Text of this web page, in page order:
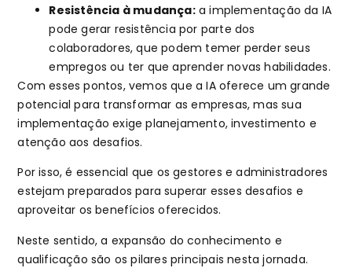
Resistência à mudança:a implementação da IA
pode gerar resistência por parte dos
colaboradores, que podem temer perder seus
empregos ou ter que aprender novas habilidades.
Com esses pontos, vemos que a IA oferece um grande
potencial para transformar as empresas, mas sua
implementação exige planejamento, investimento e
atenção aos desafios.
Por isso, é essencial que os gestores e administradores
estejam preparados para superar esses desafios e
aproveitar os benefícios oferecidos.
Neste sentido, a expansão do conhecimento e
qualificação são os pilares principais nesta jornada.